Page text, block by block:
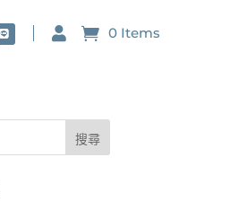
 0 Items